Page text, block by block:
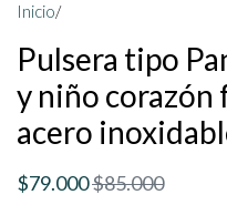
Inicio/
Pulsera tipo
y niño
acero
$79.000$85.000